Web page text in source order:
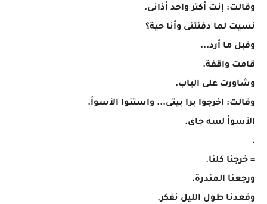
وقالت: إنت أكتر واحد أذانى.
نسيت لما دفنتنى وأنا حية؟
وقبل ما أرد...
قامت واقفة.
وشاورت على الباب.
وقالت: اخرجوا برا بيتى... واستنوا الأسوأ.
الأسوأ لسه جاى.
.
= خرجنا كلنا.
ورجعنا المندرة.
وقعدنا طول الليل نفكر.